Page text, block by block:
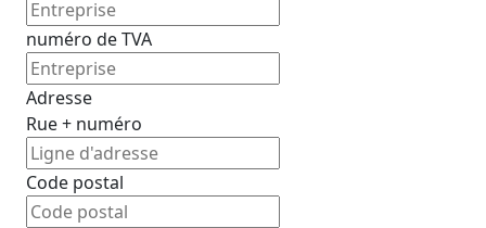
numéro de TVA
Adresse
Rue + numéro
Code postal